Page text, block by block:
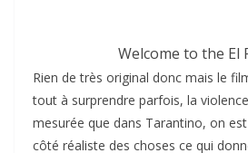
Welcome to the El
Rien de très original donc mais le
tout à surprendre parfois, la
mesurée que dans Tarantino, on
côté réaliste des choses ce qui